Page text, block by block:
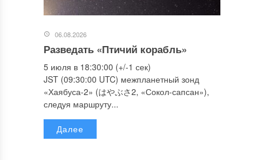
06.08.2026
Разведать «Птичий корабль»
5 июля в 18:30:00 (+/-1 сек)
JST (09:30:00 UTC) межпланетный зонд
«Хаябуса-2» (はやぶさ2, «Сокол-сапсан»),
следуя маршруту...
Далее